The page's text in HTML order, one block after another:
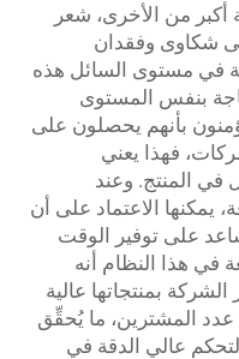
من الأخرى، شعر
شكاوى وفقدان
في مستوى السائل هذه
بنفس المستوى
بأنهم يحصلون على
فهذا يعني
في المنتج. وعند
يمكنها الاعتماد على أن
على توفير الوقت
في هذا النظام أنه
بمنتجاتها عالية
عدد المشترين، ما يُحقِّق
عالي الدقة في